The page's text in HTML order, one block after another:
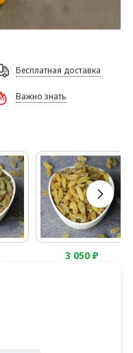
Бесплатная доставка
Важно знать
3 050₽